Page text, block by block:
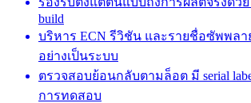
build
บริหาร ECN รีวิชัน และรายชื่อซัพพล
อย่างเป็นระบบ
ตรวจสอบย้อนกลับตามล็อต มี serial
การทดสอบ